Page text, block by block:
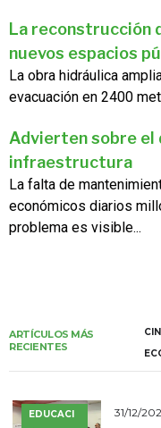
La reconstrucción
nuevos espacios
La obra hidráulica
evacuación en 2400
Advierten sobre el
infraestructura
La falta de
económicos diarios
problema es visible...
ARTÍCULOS MÁS
RECIENTES
EDUCACI
31/12/